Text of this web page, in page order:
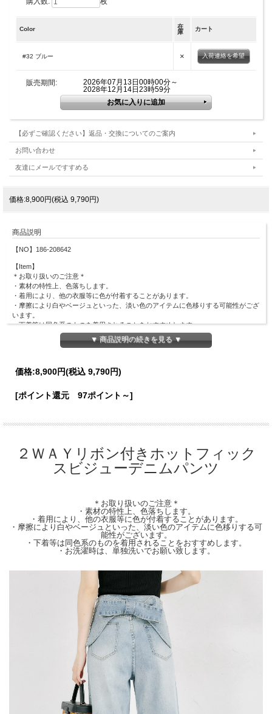
Color
在
庫
カート
#32 ブルー × 入荷連絡を希望
販売期間:
2026年07月13日00時00分～
2028年12月14日23時59分
【必ずご確認ください】返品・交換についてのご案内
お問い合わせ
友達にメールですすめる
価格:8,900円(税込 9,790円)
商品説明
【NO】186-208642
【Item】
＊お取り扱いのご注意＊
・素材の特性上、色落ちします。
・着用により、他の衣服等に色が付着することがあります。
・摩擦により白やベージュといった、淡い色のアイテムに色移りする可能性がござ
います。
・下着等は同色系のものを着用されることをおすすめします。
・お洗濯時は、単独洗いでお願い致します。
【Detail】】
股上/股下：32/73cm
【Attention】サイズは平置きサイズとなりますので測り方により誤差が出る場合が
ございます。 色合いはモニター環境により若干の誤差が出ます。 ライティングや
天候によりモデル画像と物撮り画像のカラーに違いある場合、物撮り画像の方が実
▼ 商品説明の続きを見る ▼
価格:8,900円(税込 9,790円)
[ポイント還元 97ポイント～]
２ＷＡＹリボン付きホットフィック
スビジューデニムパンツ
＊お取り扱いのご注意＊
・素材の特性上、色落ちします。
・着用により、他の衣服等に色が付着することがあります。
・摩擦により白やベージュといった、淡い色のアイテムに色移りする可
能性がございます。
・下着等は同色系のものを着用されることをおすすめします。
・お洗濯時は、単独洗いでお願い致します。